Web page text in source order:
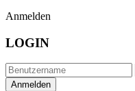
Anmelden
LOGIN